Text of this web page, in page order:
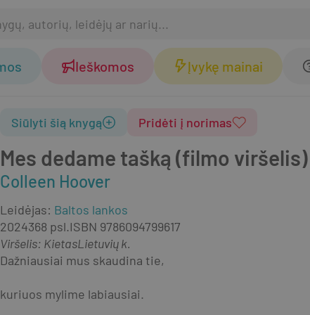
Ieškomos Įvykę mainai
Mes dedame tašką (filmo viršelis)
Colleen Hoover
Siūlyti šią knygą Pridėti į norimas
Leidėjas: Baltos lankos
2024368 psl.ISBN 9786094799617
Viršelis: KietasLietuvių k.
Dažniausiai mus skaudina tie,
kuriuos mylime labiausiai.